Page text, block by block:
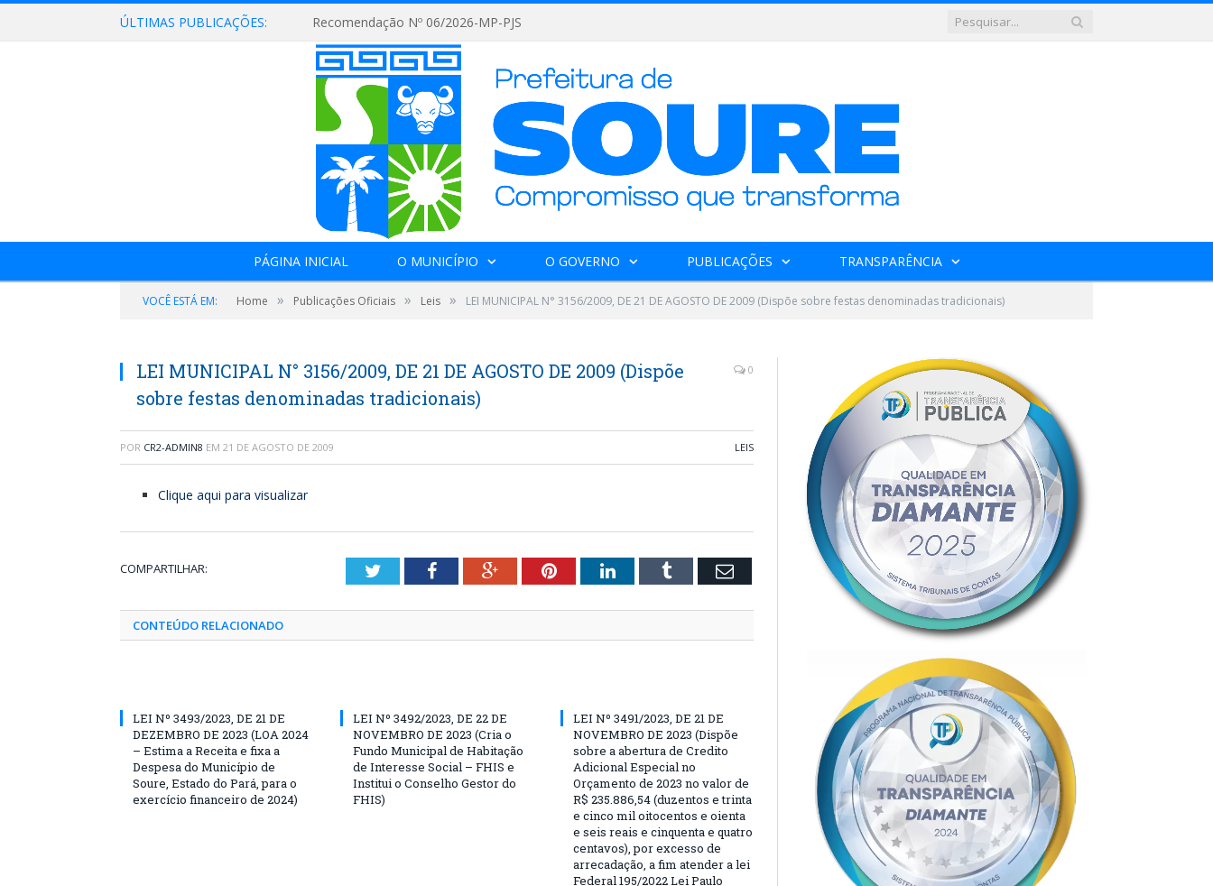
ÚLTIMAS PUBLICAÇÕES: Recomendação Nº 06/2026-MP-PJS
PÁGINA INICIAL O MUNICÍPIO O GOVERNO PUBLICAÇÕES TRANSPARÊNCIA
VOCÊ ESTÁ EM: Home » Publicações Oficiais » Leis » LEI MUNICIPAL N° 3156/2009, DE 21 DE AGOSTO DE 2009 (Dispõe sobre festas denominadas tradicionais)
LEI MUNICIPAL N° 3156/2009, DE 21 DE AGOSTO DE 2009 (Dispõe
sobre festas denominadas tradicionais)
0
POR CR2-ADMIN8 EM 21 DE AGOSTO DE 2009 LEIS
Clique aqui para visualizar
COMPARTILHAR: TwitterFacebookGoogle+PinterestLinkedInTumblr Email
CONTEÚDO RELACIONADO
LEI Nº 3493/2023, DE 21 DE
DEZEMBRO DE 2023 (LOA 2024
– Estima a Receita e fixa a
Despesa do Município de
Soure, Estado do Pará, para o
exercício financeiro de 2024)
LEI Nº 3492/2023, DE 22 DE
NOVEMBRO DE 2023 (Cria o
Fundo Municipal de Habitação
de Interesse Social – FHIS e
Institui o Conselho Gestor do
FHIS)
LEI Nº 3491/2023, DE 21 DE
NOVEMBRO DE 2023 (Dispõe
sobre a abertura de Credito
Adicional Especial no
Orçamento de 2023 no valor de
R$ 235.886,54 (duzentos e trinta
e cinco mil oitocentos e oienta
e seis reais e cinquenta e quatro
centavos), por excesso de
arrecadação, a fim atender a lei
Federal 195/2022 Lei Paulo